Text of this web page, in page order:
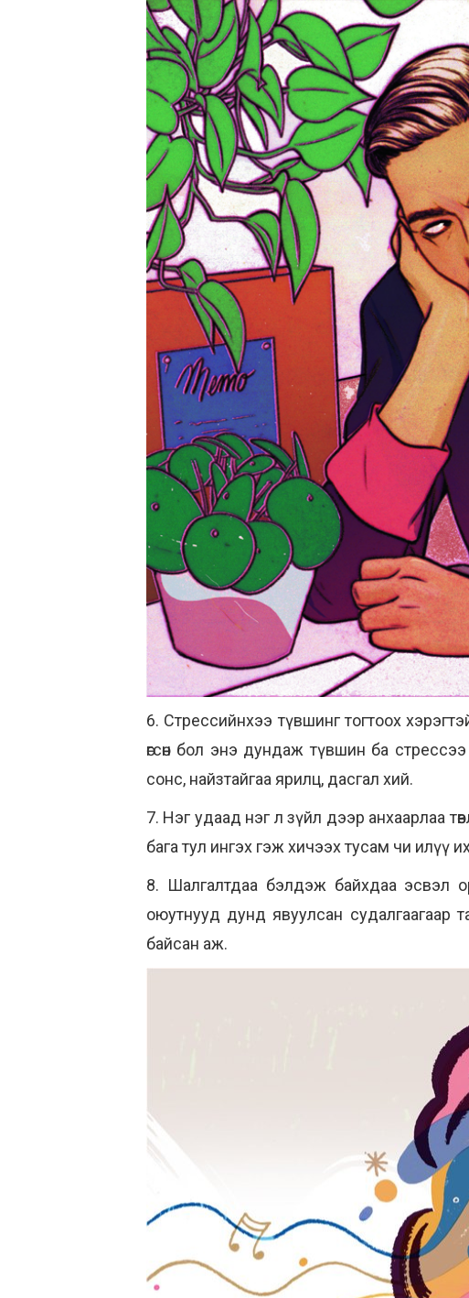
6. Стрессийнхээ түвшинг тогтоох
өгсөн бол энэ дундаж түвшин ба
сонс, найзтайгаа ярилц, дасгал хий.
7. Нэг удаад нэг л зүйл дээр анхаарлаа
бага тул ингэх гэж хичээх тусам чи илүү
8. Шалгалтдаа бэлдэж байхдаа эсвэл
оюутнууд дунд явуулсан судалгаагаар
байсан аж.